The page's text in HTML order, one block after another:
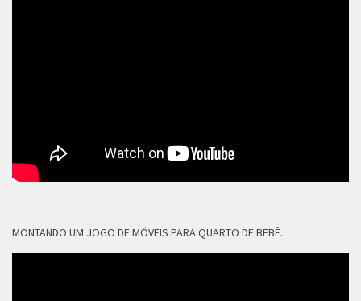
MONTANDO UM JOGO DE MÓVEIS PARA QUARTO DE BEBÊ.